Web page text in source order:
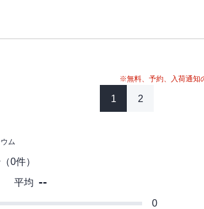
※無料、予約、入荷通知
1 2
ム
（0件）
平均 --
0